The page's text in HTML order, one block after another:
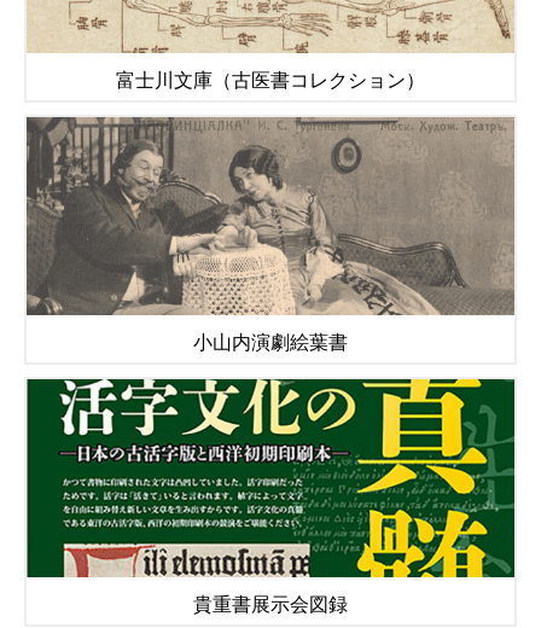
富士川文庫（古医書コレクション）
小山内演劇絵葉書
貴重書展示会図録